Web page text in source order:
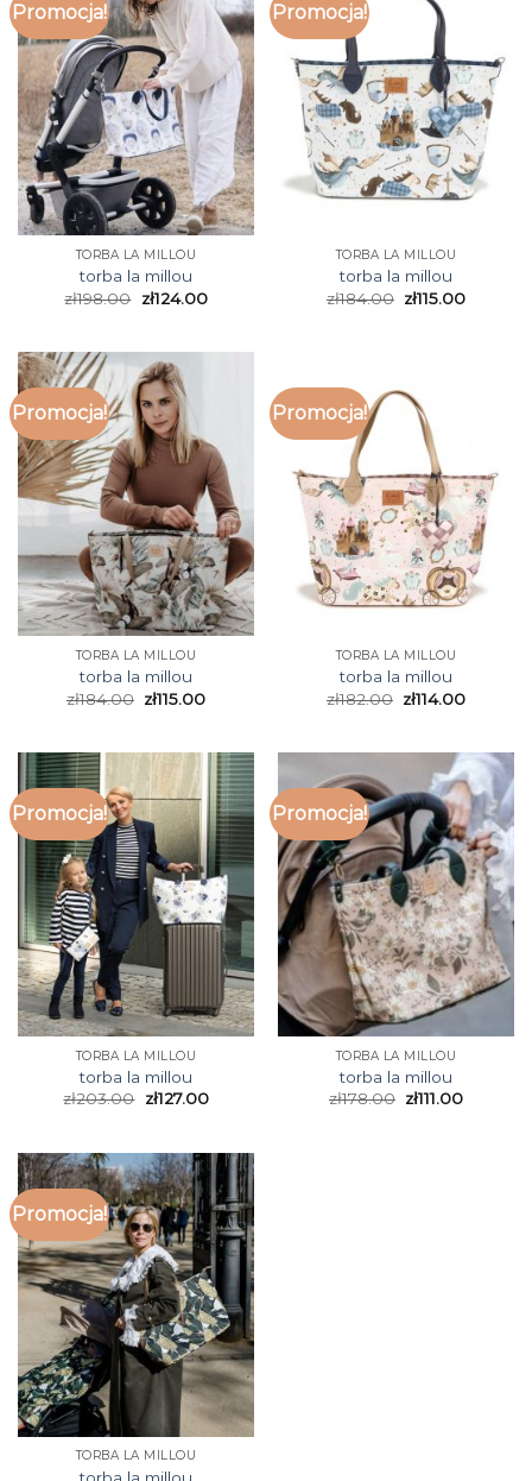
Promocja!
TORBA LA MILLOU
torba la millou
zł198.00 zł124.00
Promocja!
TORBA LA MILLOU
torba la millou
zł184.00 zł115.00
Promocja!
TORBA LA MILLOU
torba la millou
zł184.00 zł115.00
Promocja!
TORBA LA MILLOU
torba la millou
zł182.00 zł114.00
Promocja!
TORBA LA MILLOU
torba la millou
zł203.00 zł127.00
Promocja!
TORBA LA MILLOU
torba la millou
zł178.00 zł111.00
Promocja!
TORBA LA MILLOU
torba la millou